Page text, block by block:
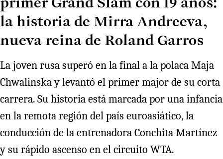
primer Grand Slam con 19 años:
la historia de Mirra Andreeva,
nueva reina de Roland Garros
La joven rusa superó en la final a la polaca Maja
Chwalinska y levantó el primer major de su corta
carrera. Su historia está marcada por una infancia
en la remota región del país euroasiático, la
conducción de la entrenadora Conchita Martínez
y su rápido ascenso en el circuito WTA.